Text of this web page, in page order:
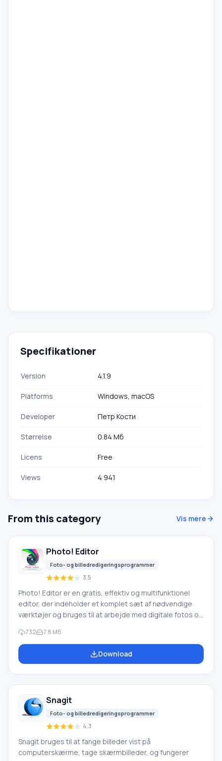
Specifikationer
Version 4.1.9
Platforms Windows, macOS
Developer Петр Кости
Størrelse 0.84 Mб
Licens Free
Views 4 941
From this category Vis mere
Photo! Editor
Foto- og billedredigeringsprogrammer
3.5
Photo! Editor er en gratis, effektiv og multifunktionel
editor, der indeholder et komplet sæt af nødvendige
værktøjer og bruges til at arbejde med digitale fotos og
praktisk og funktionel på samme tid. Til billedbehandling
af høj kvalitet behøver du ikke studere en masse
referencemateriale eller installere yderligere plugins. En
732 7.8 Mб
Download
Snagit
Foto- og billedredigeringsprogrammer
4.3
Snagit bruges til at fange billeder vist på
computerskærme, tage skærmbilleder, og fungerer